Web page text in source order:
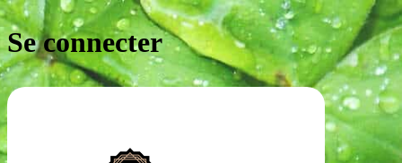
Se connecter
https://